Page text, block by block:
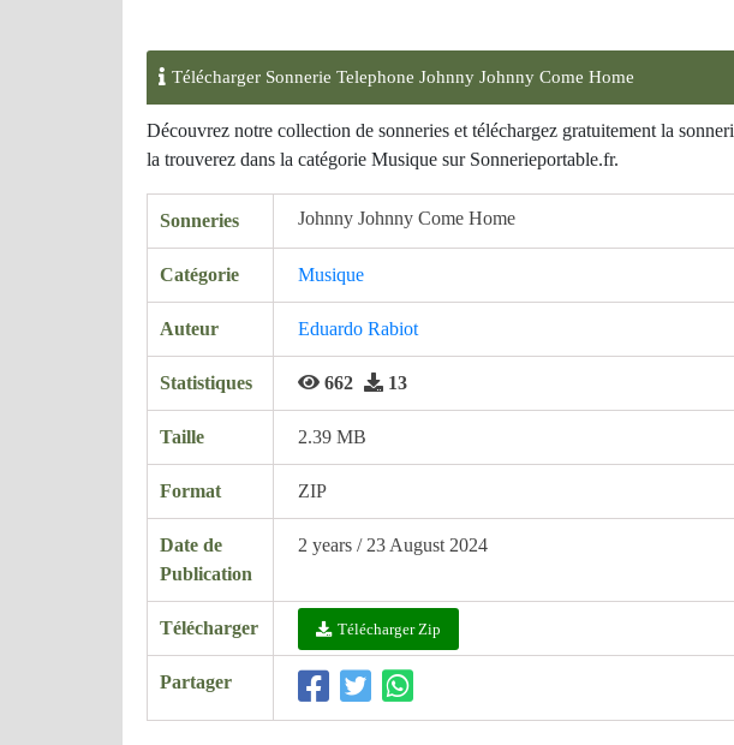
Télécharger Sonnerie Telephone Johnny Johnny Come Home
Découvrez notre collection de sonneries et téléchargez gratuitement la
la trouverez dans la catégorie Musique sur Sonnerieportable.fr.
Sonneries Johnny Johnny Come Home
Catégorie Musique
Auteur Eduardo Rabiot
Statistiques 662 13
Taille 2.39 MB
Format ZIP
Date de
Publication
2 years / 23 August 2024
Télécharger Télécharger Zip
Partager